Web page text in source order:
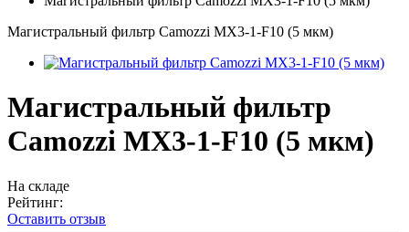
Магистральный фильтр Camozzi MX3-1-F10 (5 мкм)
Магистральный фильтр
Camozzi MX3-1-F10 (5 мкм)
На складе
Рейтинг:
Оставить отзыв